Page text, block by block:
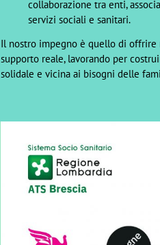
collaborazione tra enti,
servizi sociali e sanitari.
Il nostro impegno è quello di offrire
supporto reale, lavorando per
solidale e vicina ai bisogni delle